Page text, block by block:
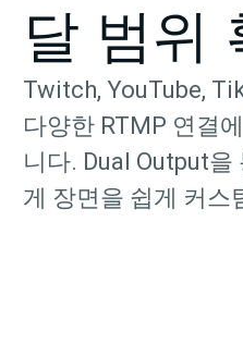
달 범위
Twitch, YouTube,
다양한 RTMP 연결
니다. Dual Output을
게 장면을 쉽게 커스